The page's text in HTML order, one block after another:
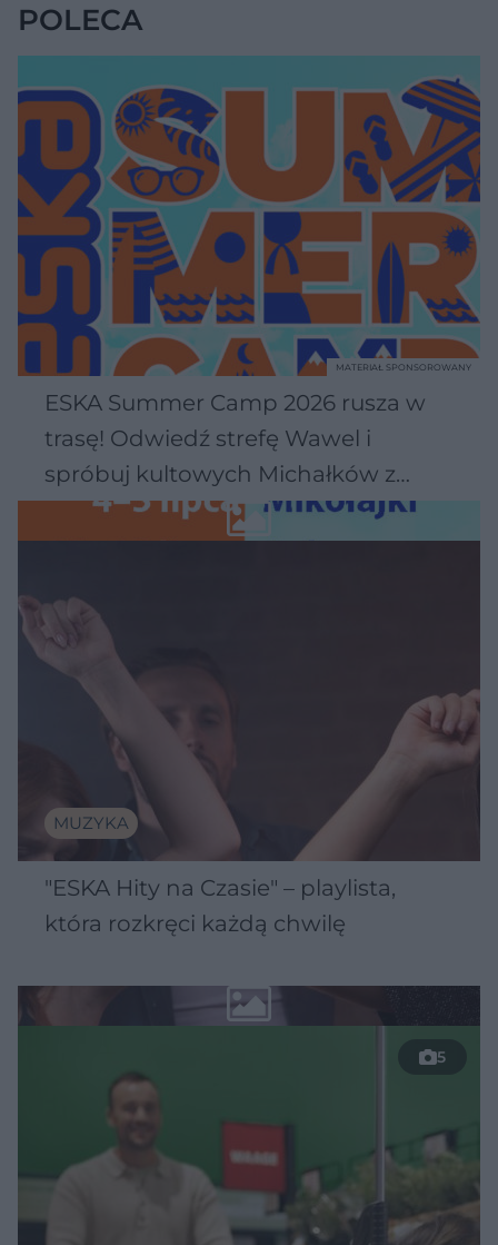
POLECA
ESKA Summer Camp 2026 rusza w
trasę! Odwiedź strefę Wawel i
spróbuj kultowych Michałków z
Wawelu
MATERIAŁ SPONSOROWANY
MUZYKA
"ESKA Hity na Czasie" – playlista,
która rozkręci każdą chwilę
5